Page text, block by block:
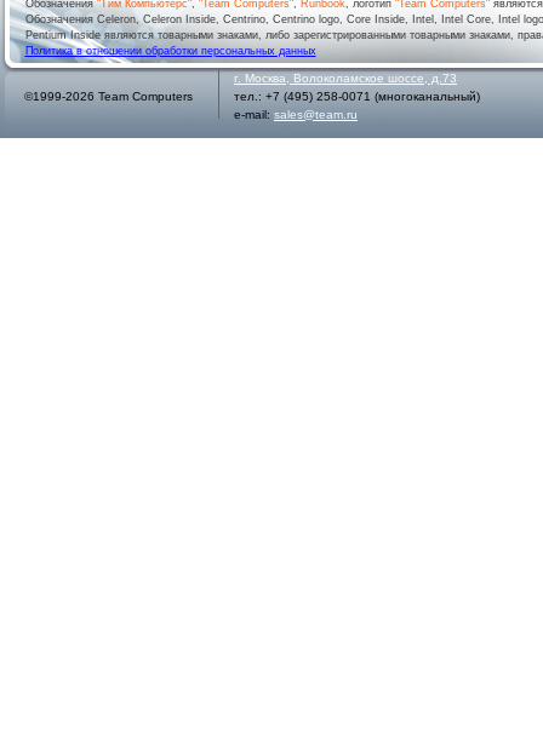
Обозначения"Тим Компьютерс", "Team Computers", Runbook, логотип "Team Computers"
Обозначения Celeron, Celeron Inside, Centrino, Centrino logo, Core Inside, Intel, Intel Core, Intel
Pentium Inside являются товарными знаками, либо зарегистрированными товарными знаками,
Политика в отношении обработки персональных данных
©1999-2026 Team Computers
г. Москва
Волоколамское шоссе, д.73
тел.: +7 (495) 258-0071 (многоканальный)
e-mail: sales@team.ru